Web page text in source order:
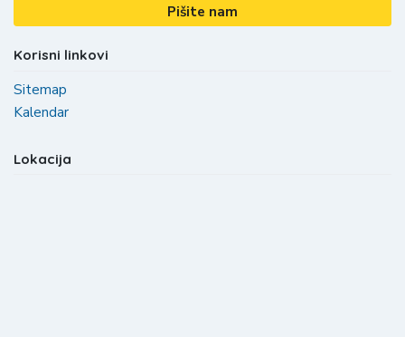
Pišite nam
Korisni linkovi
Sitemap
Kalendar
Lokacija